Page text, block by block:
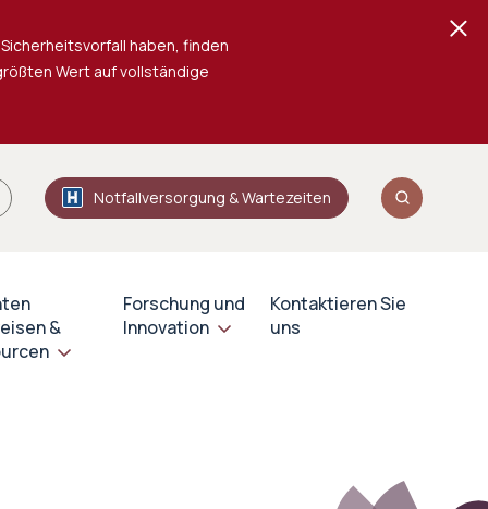
haben, finden
Wert auf vollständige
Notfallversorgung & Wartezeiten
&
Forschung und
Innovation
Kontaktieren Sie
uns